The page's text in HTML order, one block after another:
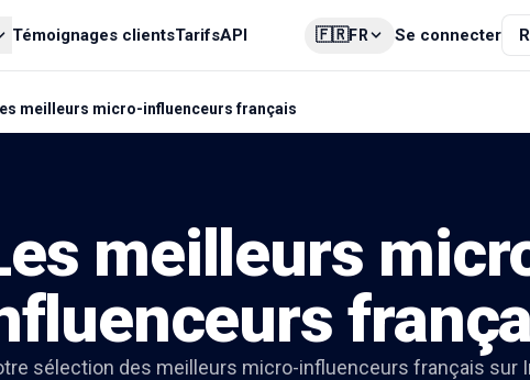
Témoignages clientsTarifsAPI 🇫🇷FR Se connecter
meilleurs micro-influenceurs français
meilleurs
sélection des meilleurs micro-influenceurs français sur